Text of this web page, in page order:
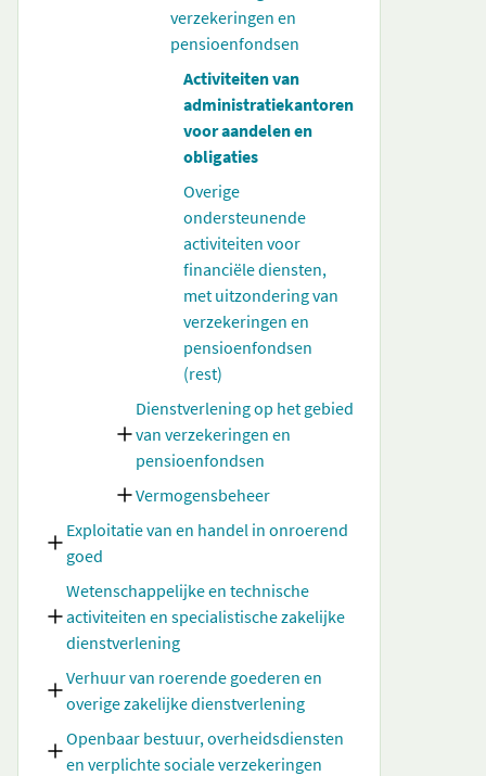
verzekeringen en
pensioenfondsen
Activiteiten van
administratiekantoren
voor aandelen en
obligaties
Overige
ondersteunende
activiteiten voor
financiële diensten,
met uitzondering van
verzekeringen en
pensioenfondsen
(rest)
Dienstverlening op het gebied
van verzekeringen en
pensioenfondsen
Vermogensbeheer
Exploitatie van en handel in onroerend
goed
Wetenschappelijke en technische
activiteiten en specialistische zakelijke
dienstverlening
Verhuur van roerende goederen en
overige zakelijke dienstverlening
Openbaar bestuur, overheidsdiensten
en verplichte sociale verzekeringen